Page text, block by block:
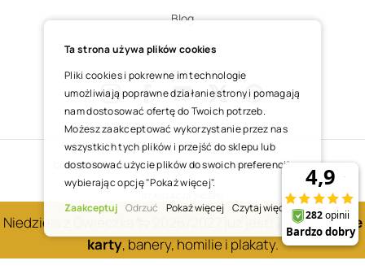
Niedziela z Owieczką 🐑 2026/2027 już jest! Zobacznowe
karty, banery, homilie i plakaty.
Blog
Zgłoś zwrot
InstagramFacebookYoutube
X Pinterest
COPYRIGHT © 2025 ŚWIĘTY WOJCIECH DOM MEDIALNY SP. Z O.O.
Ta strona używa plików cookies
Pliki cookies i pokrewne im technologie
umożliwiają poprawne działanie strony i pomagają
nam dostosować ofertę do Twoich potrzeb.
Możesz zaakceptować wykorzystanie przez nas
wszystkich tych plików i przejść do sklepu lub
dostosować użycie plików do swoich preferencji,
wybierając opcję "Pokaż więcej".
Zaakceptuj Odrzuć Pokaż więcej Czytaj więcej